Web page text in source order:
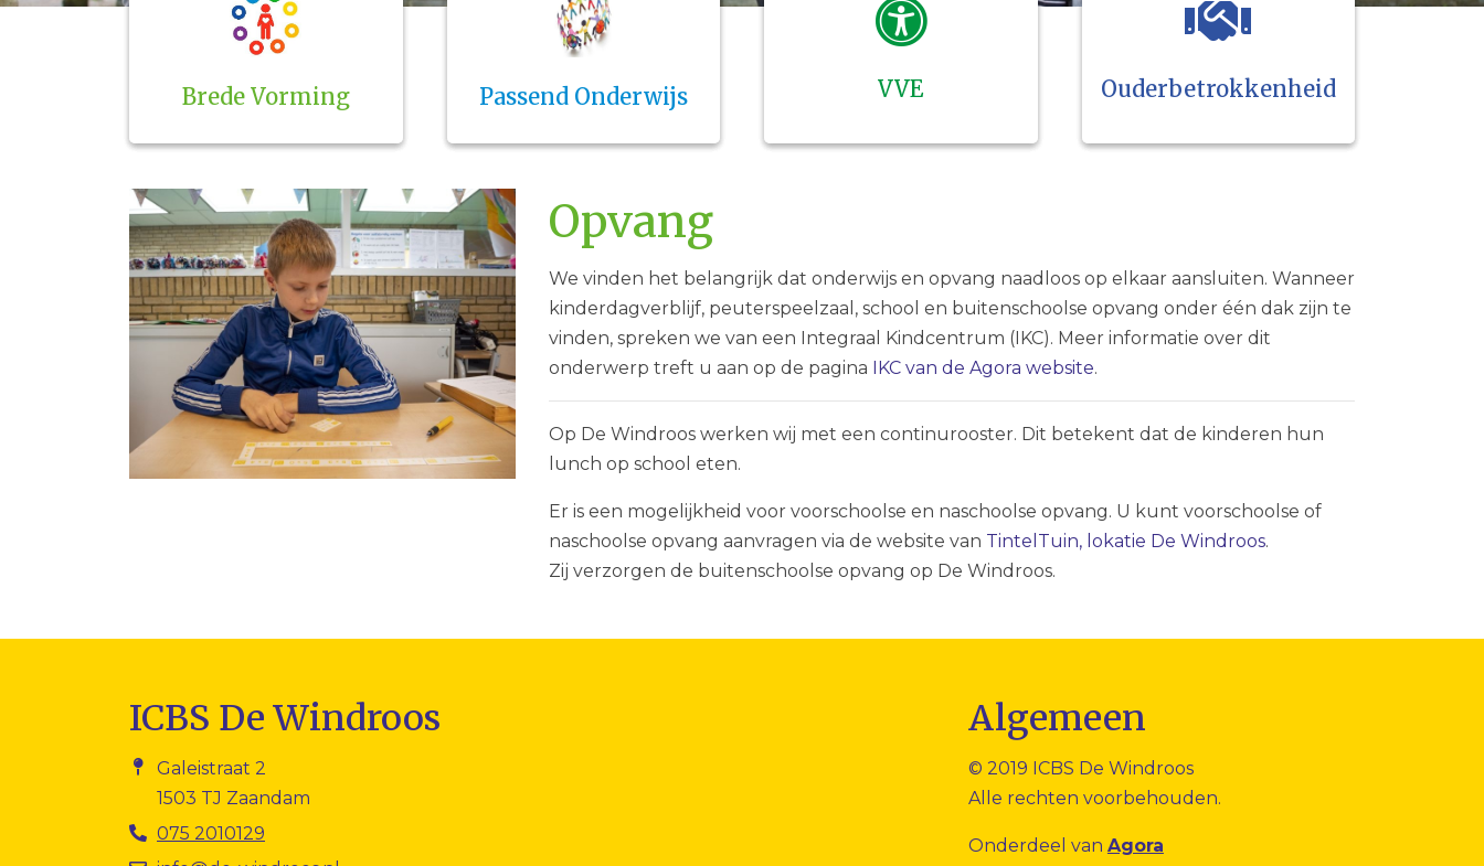
Brede Vorming Passend Onderwijs VVE Ouderbetrokkenheid
Opvang
We vinden het belangrijk dat onderwijs en opvang naadloos op elkaar aansluiten. Wanneer
kinderdagverblijf, peuterspeelzaal, school en buitenschoolse opvang onder één dak zijn te
vinden, spreken we van een Integraal Kindcentrum (IKC). Meer informatie over dit
onderwerp treft u aan op de pagina IKC van de Agora website.
Op De Windroos werken wij met een continurooster. Dit betekent dat de kinderen hun
lunch op school eten.
Er is een mogelijkheid voor voorschoolse en naschoolse opvang. U kunt voorschoolse of
naschoolse opvang aanvragen via de website van TintelTuin, lokatie De Windroos.
Zij verzorgen de buitenschoolse opvang op De Windroos.
ICBS De Windroos
Galeistraat 2
1503 TJ Zaandam
075 2010129
Algemeen
© 2019 ICBS De Windroos
Alle rechten voorbehouden.
Onderdeel van Agora